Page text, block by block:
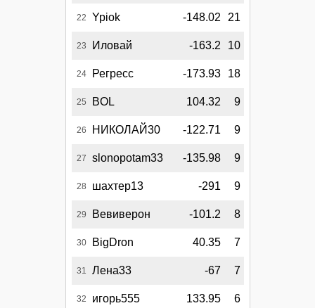
22 Ypiok -148.02 21
23 Иловай -163.2 10
24 Регресс -173.93 18
25 BOL 104.32 9
26 НИКОЛАЙ30 -122.71 9
27 slonopotam33 -135.98 9
28 шахтер13 -291 9
29 Вевиверон -101.2 8
30 BigDron 40.35 7
31 Лена33 -67 7
32 игорь555 133.95 6